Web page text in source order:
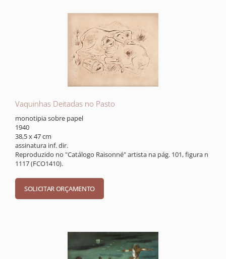
Vaquinhas Deitadas no Pasto
monotipia sobre papel
1940
38,5 x 47 cm
assinatura inf. dir.
Reproduzido no "Catálogo Raisonné" artista na pág. 101, figura n
1117 (FCO1410).